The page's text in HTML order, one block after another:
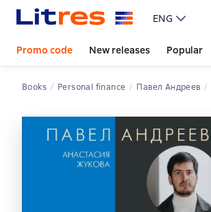
ENG
Promo code New releases Popular
Books Personal finance Павел Андреев